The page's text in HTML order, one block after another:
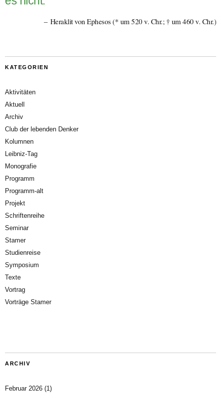
Heraklit von Ephesos (* um 520 v. Chr.; † um 460 v. Chr.)
KATEGORIEN
Aktivitäten
Aktuell
Archiv
Club der lebenden Denker
Kolumnen
Leibniz-Tag
Monografie
Programm
Programm-alt
Projekt
Schriftenreihe
Seminar
Stamer
Studienreise
Symposium
Texte
Vortrag
Vorträge Stamer
ARCHIV
Februar 2026 (1)